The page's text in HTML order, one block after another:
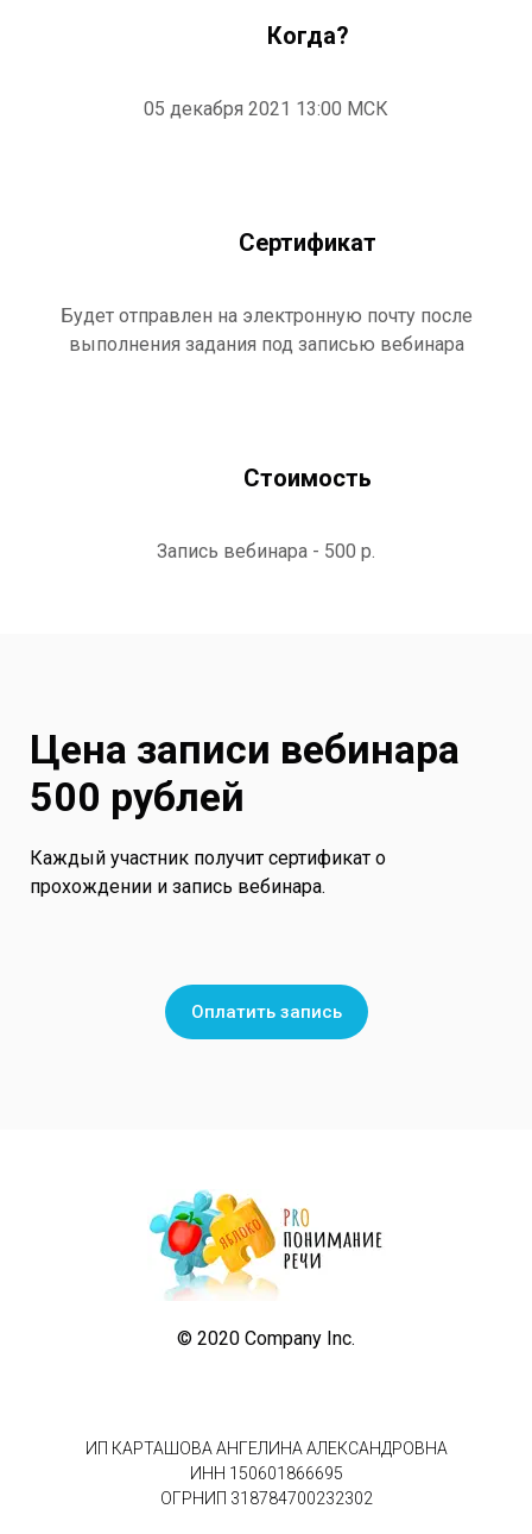
Когда?
05 декабря 2021 13:00 МСК
Сертификат
Будет отправлен на электронную почту после
выполнения задания под записью вебинара
Стоимость
Запись вебинара - 500 р.
Цена записи вебинара
500 рублей
Каждый участник получит сертификат о
прохождении и запись вебинара.
Оплатить запись
© 2020 Company Inc.
ИП КАРТАШОВА АНГЕЛИНА АЛЕКСАНДРОВНА
ИНН 150601866695
ОГРНИП 318784700232302